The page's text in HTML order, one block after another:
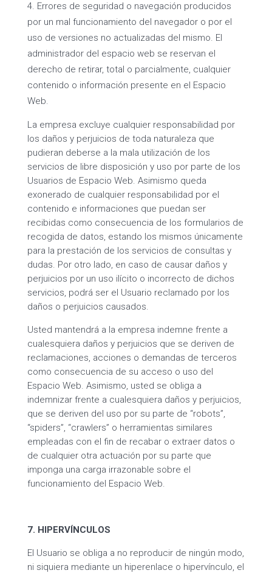
Errores de seguridad o navegación producidos
por un mal funcionamiento del navegador o por el
uso de versiones no actualizadas del mismo. El
administrador del espacio web se reservan el
derecho de retirar, total o parcialmente, cualquier
contenido o información presente en el Espacio
Web.
La empresa excluye cualquier responsabilidad por
los daños y perjuicios de toda naturaleza que
pudieran deberse a la mala utilización de los
servicios de libre disposición y uso por parte de los
Usuarios de Espacio Web. Asimismo queda
exonerado de cualquier responsabilidad por el
contenido e informaciones que puedan ser
recibidas como consecuencia de los formularios de
recogida de datos, estando los mismos únicamente
para la prestación de los servicios de consultas y
dudas. Por otro lado, en caso de causar daños y
perjuicios por un uso ilícito o incorrecto de dichos
servicios, podrá ser el Usuario reclamado por los
daños o perjuicios causados.
Usted mantendrá a la empresa indemne frente a
cualesquiera daños y perjuicios que se deriven de
reclamaciones, acciones o demandas de terceros
como consecuencia de su acceso o uso del
Espacio Web. Asimismo, usted se obliga a
indemnizar frente a cualesquiera daños y perjuicios,
que se deriven del uso por su parte de “robots”,
“spiders”, “crawlers” o herramientas similares
empleadas con el fin de recabar o extraer datos o
de cualquier otra actuación por su parte que
imponga una carga irrazonable sobre el
funcionamiento del Espacio Web.
7. HIPERVÍNCULOS
El Usuario se obliga a no reproducir de ningún modo,
ni siquiera mediante un hiperenlace o hipervínculo, el